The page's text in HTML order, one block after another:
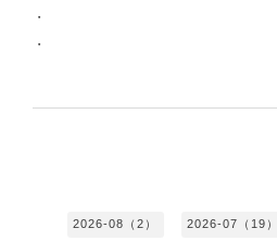
・
・
2026-08（2） 2026-07（19）